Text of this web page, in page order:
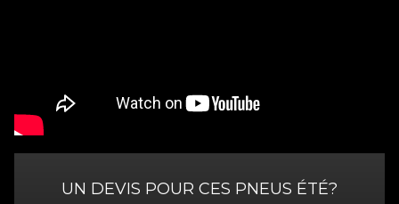
UN DEVIS POUR CES PNEUS ÉTÉ?